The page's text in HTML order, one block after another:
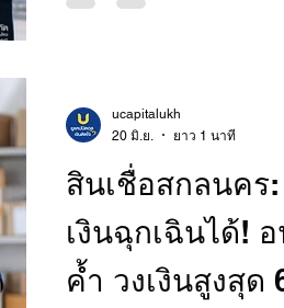
สินเชื่อสกลนคร
เงินฉุกเฉินได้!
ค้ำ วงเงินสูงสุด
ucapitalukh
20 มิ.ย.
ยาว 1 นาที